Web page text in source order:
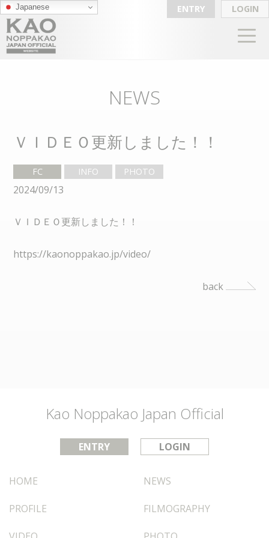
ENTRY LOGIN
NEWS
ＶＩＤＥＯ更新しました！！
FC INFO PHOTO
2024/09/13
ＶＩＤＥＯ更新しました！！
https://kaonoppakao.jp/video/
back
Japanese
Kao Noppakao Japan Official
ENTRY LOGIN
HOME NEWS
PROFILE FILMOGRAPHY